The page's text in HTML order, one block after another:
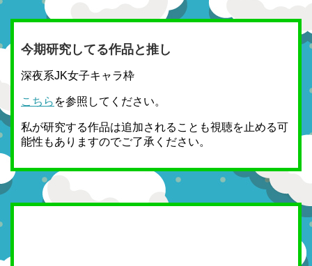
今期研究してる作品と推し
深夜系JK女子キャラ枠
こちら を参照してください。
私が研究する作品は追加されることも視聴を止める可
能性もありますのでご了承ください。